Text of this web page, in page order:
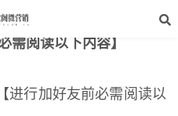
苹果多开
需阅读以下内容】
加好友前必需阅读以